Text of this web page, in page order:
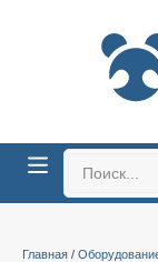
Главная /